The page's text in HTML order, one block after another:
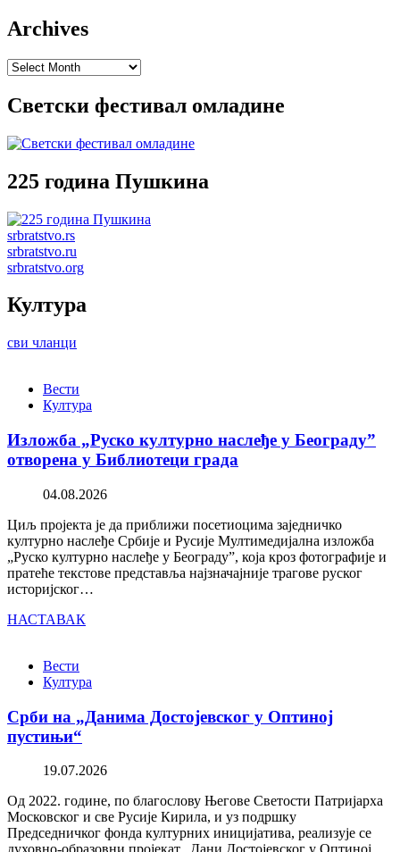
Archives
Archives
Светски фестивал омладине
225 година Пушкина
srbratstvo.rs
srbratstvo.ru
srbratstvo.org
Култура
сви чланци
Вести
Култура
Изложба „Руско културно наслеђе у Београду”
отворена у Библиотеци града
04.08.2026
Циљ пројекта је да приближи посетиоцима заједничко
културно наслеђе Србије и Русије Мултимедијална изложба
„Руско културно наслеђе у Београду”, која кроз фотографије и
пратеће текстове представља најзначајније трагове руског
историјског…
НАСТАВАК
Вести
Култура
Срби на „Данима Достојевског у Оптиној
пустињи“
19.07.2026
Од 2022. године, по благослову Његове Светости Патријарха
Московског и све Русије Кирила, и уз подршку
Председничког фонда културних иницијатива, реализује се